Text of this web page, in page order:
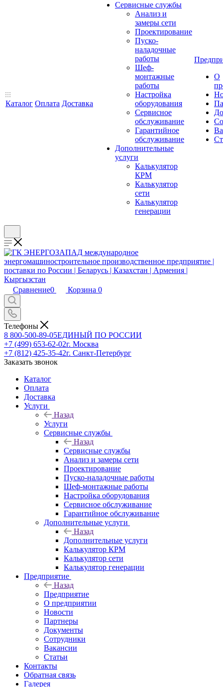
Каталог Оплата Доставка
Сервисные службы
Анализ и
замеры сети
Проектирование
Пуско-
наладочные
работы
Шеф-
монтажные
работы
Настройка
оборудования
Сервисное
обслуживание
Гарантийное
обслуживание
Дополнительные
услуги
Калькулятор
КРМ
Калькулятор
сети
Калькулятор
генерации
О
Сравнение0 Корзина 0
Телефоны
8 800-500-89-05ЕДИНЫЙ ПО РОССИИ
+7 (499) 653-62-02г. Москва
+7 (812) 425-35-42г. Санкт-Петербург
Заказать звонок
Каталог
Оплата
Доставка
Услуги
Назад
Услуги
Сервисные службы
Назад
Сервисные службы
Анализ и замеры сети
Проектирование
Пуско-наладочные работы
Шеф-монтажные работы
Настройка оборудования
Сервисное обслуживание
Гарантийное обслуживание
Дополнительные услуги
Назад
Дополнительные услуги
Калькулятор КРМ
Калькулятор сети
Калькулятор генерации
Предприятие
Назад
Предприятие
О предприятии
Новости
Партнеры
Документы
Сотрудники
Вакансии
Статьи
Контакты
Обратная связь
Галерея